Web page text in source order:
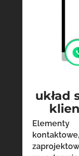
układ